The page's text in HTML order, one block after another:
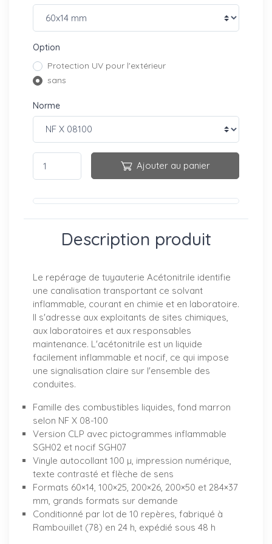
Option
Protection UV pour l'extérieur
sans
Norme
Ajouter au panier
Description produit
Le repérage de tuyauterie Acétonitrile identifie
une canalisation transportant ce solvant
inflammable, courant en chimie et en laboratoire.
Il s'adresse aux exploitants de sites chimiques,
aux laboratoires et aux responsables
maintenance. L'acétonitrile est un liquide
facilement inflammable et nocif, ce qui impose
une signalisation claire sur l'ensemble des
conduites.
Famille des combustibles liquides, fond marron
selon NF X 08-100
Version CLP avec pictogrammes inflammable
SGH02 et nocif SGH07
Vinyle autocollant 100 µ, impression numérique,
texte contrasté et flèche de sens
Formats 60×14, 100×25, 200×26, 200×50 et 284×37
mm, grands formats sur demande
Conditionné par lot de 10 repères, fabriqué à
Rambouillet (78) en 24 h, expédié sous 48 h